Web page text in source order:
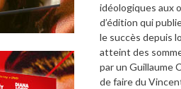
idéologiques aux
d’édition qui
le succès depuis
atteint des
par un Guillaume
de faire du